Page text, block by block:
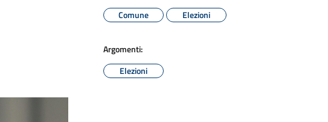
Comune
Elezioni
Argomenti:
Elezioni